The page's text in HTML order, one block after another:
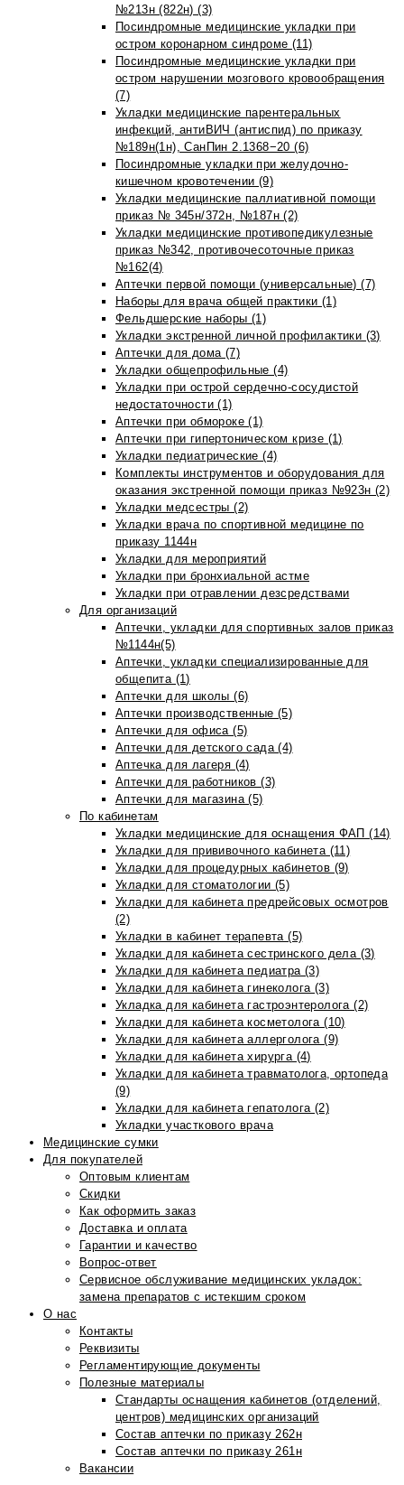
№213н (822н) (3)
Посиндромные медицинские укладки при
остром коронарном синдроме (11)
Посиндромные медицинские укладки при
остром нарушении мозгового кровообращения
(7)
Укладки медицинские парентеральных
инфекций, антиВИЧ (антиспид) по приказу
№189н(1н), СанПин 2.1368−20 (6)
Посиндромные укладки при желудочно-
кишечном кровотечении (9)
Укладки медицинские паллиативной помощи
приказ № 345н/372н, №187н (2)
Укладки медицинские противопедикулезные
приказ №342, противочесоточные приказ
№162(4)
Аптечки первой помощи (универсальные) (7)
Наборы для врача общей практики (1)
Фельдшерские наборы (1)
Укладки экстренной личной профилактики (3)
Аптечки для дома (7)
Укладки общепрофильные (4)
Укладки при острой сердечно-сосудистой
недостаточности (1)
Аптечки при обмороке (1)
Аптечки при гипертоническом кризе (1)
Укладки педиатрические (4)
Комплекты инструментов и оборудования для
оказания экстренной помощи приказ №923н (2)
Укладки медсестры (2)
Укладки врача по спортивной медицине по
приказу 1144н
Укладки для мероприятий
Укладки при бронхиальной астме
Укладки при отравлении дезсредствами
Для организаций
Аптечки, укладки для спортивных залов приказ
№1144н(5)
Аптечки, укладки специализированные для
общепита (1)
Аптечки для школы (6)
Аптечки производственные (5)
Аптечки для офиса (5)
Аптечки для детского сада (4)
Аптечка для лагеря (4)
Аптечки для работников (3)
Аптечки для магазина (5)
По кабинетам
Укладки медицинские для оснащения ФАП (14)
Укладки для прививочного кабинета (11)
Укладки для процедурных кабинетов (9)
Укладки для стоматологии (5)
Укладки для кабинета предрейсовых осмотров
(2)
Укладки в кабинет терапевта (5)
Укладки для кабинета сестринского дела (3)
Укладки для кабинета педиатра (3)
Укладки для кабинета гинеколога (3)
Укладка для кабинета гастроэнтеролога (2)
Укладки для кабинета косметолога (10)
Укладки для кабинета аллерголога (9)
Укладки для кабинета хирурга (4)
Укладки для кабинета травматолога, ортопеда
(9)
Укладки для кабинета гепатолога (2)
Укладки участкового врача
Медицинские сумки
Для покупателей
Оптовым клиентам
Скидки
Как оформить заказ
Доставка и оплата
Гарантии и качество
Вопрос-ответ
Сервисное обслуживание медицинских укладок:
замена препаратов с истекшим сроком
О нас
Контакты
Реквизиты
Регламентирующие документы
Полезные материалы
Стандарты оснащения кабинетов (отделений,
центров) медицинских организаций
Состав аптечки по приказу 262н
Состав аптечки по приказу 261н
Вакансии